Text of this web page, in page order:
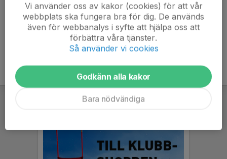
Kommentarer
Vi använder oss av kakor (cookies) för att vår
webbplats ska fungera bra för dig. De används
även för webbanalys i syfte att hjälpa oss att
förbättra våra tjänster.
Så använder vi cookies
Godkänn alla kakor
Bara nödvändiga